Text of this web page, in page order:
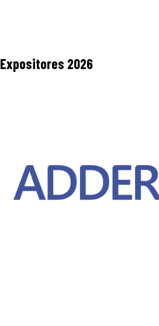
Expositores 2026